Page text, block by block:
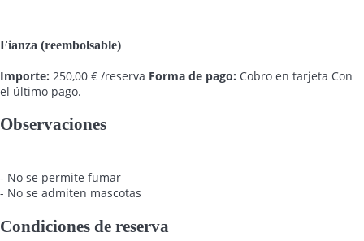
Fianza (reembolsable)
Importe: 250,00 € /reserva Forma de pago: Cobro en tarjeta Con
el último pago.
Observaciones
- No se permite fumar
- No se admiten mascotas
Condiciones de reserva